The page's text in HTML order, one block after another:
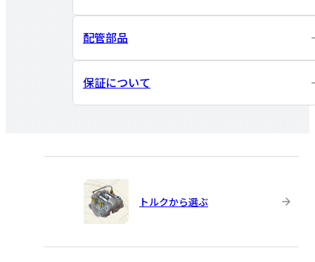
配管部品
保証について
トルクから選ぶ